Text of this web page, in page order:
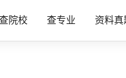
院校 查专业 资料真